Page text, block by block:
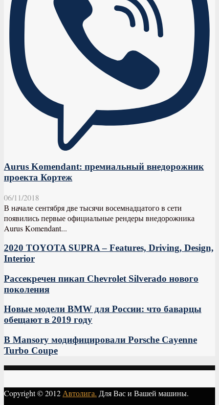
Aurus Komendant: премиальный внедорожник
проекта Кортеж
06/11/2018
В начале сентября две тысячи восемнадцатого в сети
появились первые официальные рендеры внедорожника
Aurus Komendant...
2020 TOYOTA SUPRA – Features, Driving, Design,
Interior
Рассекречен пикап Chevrolet Silverado нового
поколения
Новые модели BMW для России: что баварцы
обещают в 2019 году
В Mansory модифицировали Porsche Cayenne
Turbo Coupe
Copyright © 2012 Автолига. Для Вас и Вашей машины.